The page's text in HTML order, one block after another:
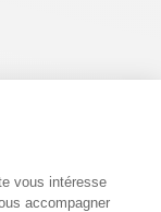
vous intéresse
accompagner